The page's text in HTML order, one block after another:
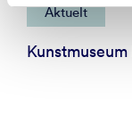
Aktuelt